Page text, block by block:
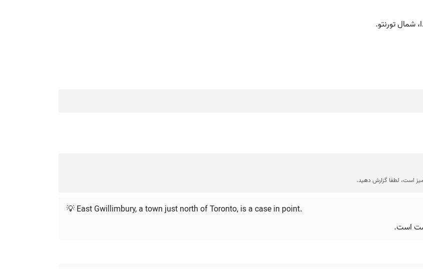
شمال تورنتو.
است، لطفا گزارش دهید.
💡 East Gwillimbury, a town just north of Toronto, is a case in point.
است.